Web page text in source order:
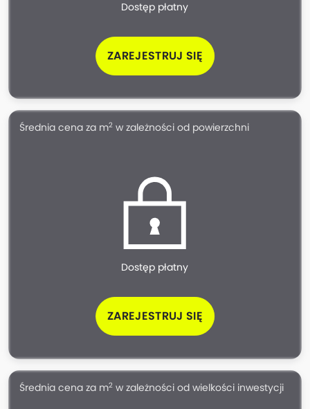
Dostęp płatny
ZAREJESTRUJ SIĘ
Średnia cena za m2 w zależności od powierzchni
Dostęp płatny
ZAREJESTRUJ SIĘ
Średnia cena za m2 w zależności od wielkości inwestycji